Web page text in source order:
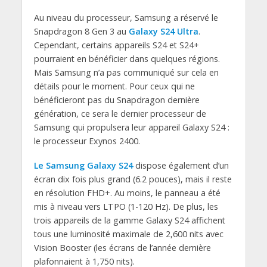
Au niveau du processeur, Samsung a réservé le
Snapdragon 8 Gen 3 au Galaxy S24 Ultra.
Cependant, certains appareils S24 et S24+
pourraient en bénéficier dans quelques régions.
Mais Samsung n’a pas communiqué sur cela en
détails pour le moment. Pour ceux qui ne
bénéficieront pas du Snapdragon dernière
génération, ce sera le dernier processeur de
Samsung qui propulsera leur appareil Galaxy S24 :
le processeur Exynos 2400.
Le Samsung Galaxy S24dispose également d’un
écran dix fois plus grand (6.2 pouces), mais il reste
en résolution FHD+. Au moins, le panneau a été
mis à niveau vers LTPO (1-120 Hz). De plus, les
trois appareils de la gamme Galaxy S24 affichent
tous une luminosité maximale de 2,600 nits avec
Vision Booster (les écrans de l’année dernière
plafonnaient à 1,750 nits).